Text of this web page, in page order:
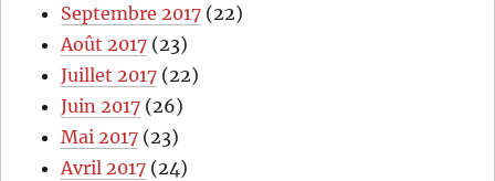
Septembre 2017 (22)
Août 2017 (23)
Juillet 2017 (22)
Juin 2017 (26)
Mai 2017 (23)
Avril 2017 (24)